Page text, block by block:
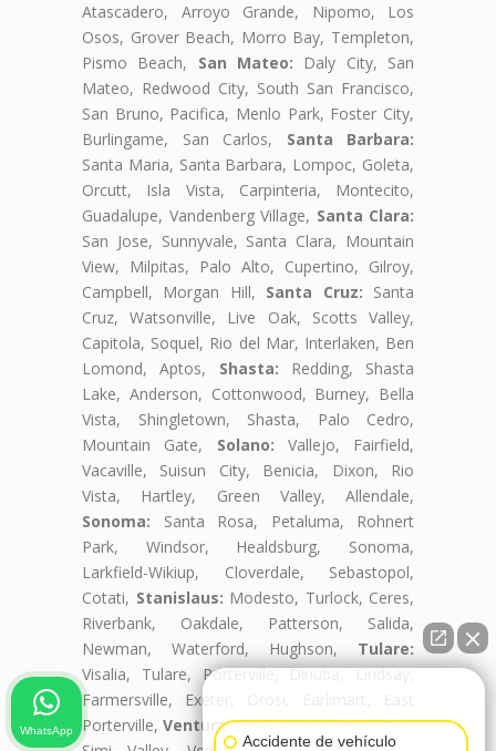
Atascadero, Arroyo Grande, Nipomo, Los
Osos, Grover Beach, Morro Bay, Templeton,
Pismo Beach, San Mateo: Daly City, San
Mateo, Redwood City, South San Francisco,
San Bruno, Pacifica, Menlo Park, Foster City,
Burlingame, San Carlos, Santa Barbara:
Santa Maria, Santa Barbara, Lompoc, Goleta,
Orcutt, Isla Vista, Carpinteria, Montecito,
Guadalupe, Vandenberg Village, Santa Clara:
San Jose, Sunnyvale, Santa Clara, Mountain
View, Milpitas, Palo Alto, Cupertino, Gilroy,
Campbell, Morgan Hill, Santa Cruz: Santa
Cruz, Watsonville, Live Oak, Scotts Valley,
Capitola, Soquel, Rio del Mar, Interlaken, Ben
Lomond, Aptos, Shasta: Redding, Shasta
Lake, Anderson, Cottonwood, Burney, Bella
Vista, Shingletown, Shasta, Palo Cedro,
Mountain Gate, Solano: Vallejo, Fairfield,
Vacaville, Suisun City, Benicia, Dixon, Rio
Vista, Hartley, Green Valley, Allendale,
Sonoma: Santa Rosa, Petaluma, Rohnert
Park, Windsor, Healdsburg, Sonoma,
Larkfield-Wikiup, Cloverdale, Sebastopol,
Cotati, Stanislaus: Modesto, Turlock, Ceres,
Riverbank, Oakdale, Patterson, Salida,
Newman, Waterford, Hughson, Tulare:
Visalia, Tulare, Porterville, Dinuba, Lindsay,
Farmersville, Exeter, Orosi, Earlimart, East
Porterville, Ventura:Oxnard, Thousand Oaks,
Accidente de vehículo
WhatsApp